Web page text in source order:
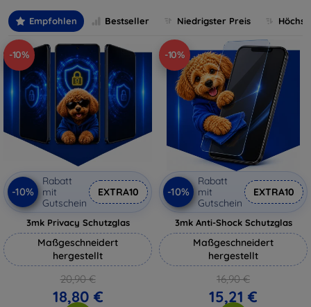
Empfohlen Bestseller Niedrigster Preis
-10%
-10%
Rabatt
mit
Gutschein
EXTRA10
3mk Privacy Schutzglas
Maßgeschneidert
hergestellt
20,90 €
18,80 €
-10%
-10%
Rabatt
mit
Gutschein
EXTRA10
3mk Anti-Shock Schutzglas
Maßgeschneidert
hergestellt
16,90 €
15,21 €